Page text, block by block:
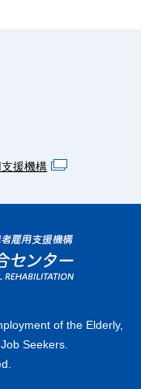
援機構
of the Elderly,
Seekers.